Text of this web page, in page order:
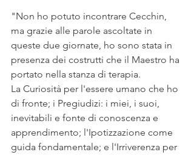
"Non ho potuto incontrare Cecchin,
ma grazie alle parole ascoltate in
queste due giornate, ho sono stata in
presenza dei costrutti che il Maestro ha
portato nella stanza di terapia.
La Curiosità per l'essere umano che ho
di fronte; i Pregiudizi: i miei, i suoi,
inevitabili e fonte di conoscenza e
apprendimento; l'Ipotizzazione come
guida fondamentale; e l'Irriverenza per